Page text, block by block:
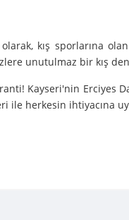
kış sporlarına
unutulmaz bir kış
Kayseri'nin Erciyes
ile herkesin ihtiyacına
çıkarıyoruz.